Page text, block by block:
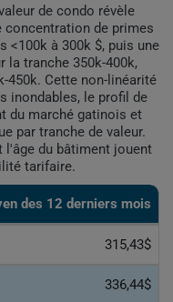
de condo révèle
concentration de primes
<100k à 300k $, puis une
la tranche 350k-400k,
450k. Cette non-linéarité
inondables, le profil de
du marché gatinois et
par tranche de valeur.
l'âge du bâtiment jouent
tarifaire.
des 12 derniers mois
315,43$
336,44$